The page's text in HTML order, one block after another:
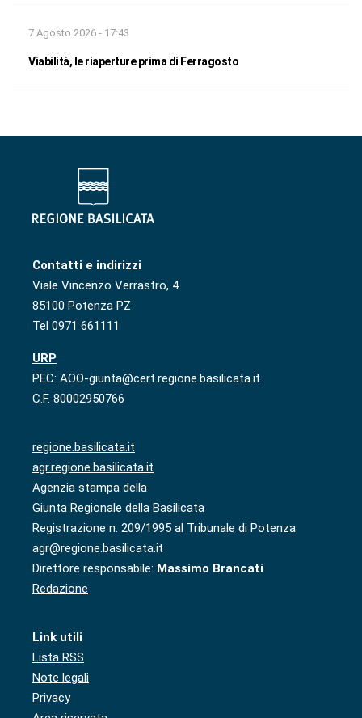
7 Agosto 2026 - 17:43
Viabilità, le riaperture prima di Ferragosto
Contatti e indirizzi
Viale Vincenzo Verrastro, 4
85100 Potenza PZ
Tel 0971 661111
URP
PEC: AOO-giunta@cert.regione.basilicata.it
C.F. 80002950766
regione.basilicata.it
agr.regione.basilicata.it
Agenzia stampa della
Giunta Regionale della Basilicata
Registrazione n. 209/1995 al Tribunale di Potenza
agr@regione.basilicata.it
Direttore responsabile: Massimo Brancati
Redazione
Link utili
Lista RSS
Note legali
Privacy